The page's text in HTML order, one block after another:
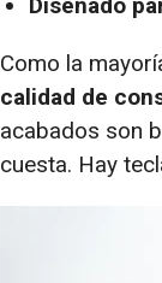
Como la
calidad de
acabados son
cuesta. Hay